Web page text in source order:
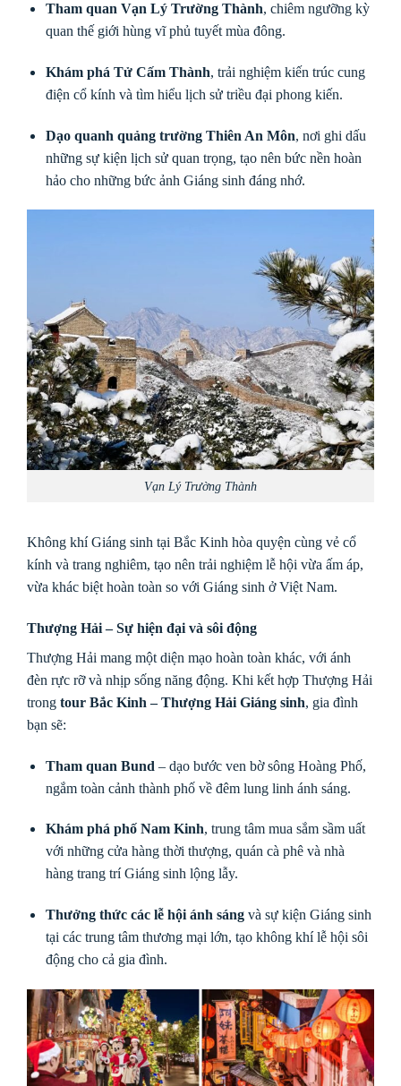
Tham quan Vạn Lý Trường Thành, chiêm ngưỡng kỳ
quan thế giới hùng vĩ phủ tuyết mùa đông.
Khám phá Tử Cấm Thành, trải nghiệm kiến trúc cung
điện cổ kính và tìm hiểu lịch sử triều đại phong kiến.
Dạo quanh quảng trường Thiên An Môn, nơi ghi dấu
những sự kiện lịch sử quan trọng, tạo nên bức nền hoàn
hảo cho những bức ảnh Giáng sinh đáng nhớ.
Vạn Lý Trường Thành
Không khí Giáng sinh tại Bắc Kinh hòa quyện cùng vẻ cổ
kính và trang nghiêm, tạo nên trải nghiệm lễ hội vừa ấm áp,
vừa khác biệt hoàn toàn so với Giáng sinh ở Việt Nam.
Thượng Hải – Sự hiện đại và sôi động
Thượng Hải mang một diện mạo hoàn toàn khác, với ánh
đèn rực rỡ và nhịp sống năng động. Khi kết hợp Thượng Hải
trong tour Bắc Kinh – Thượng Hải Giáng sinh, gia đình
bạn sẽ:
Tham quan Bund – dạo bước ven bờ sông Hoàng Phố,
ngắm toàn cảnh thành phố về đêm lung linh ánh sáng.
Khám phá phố Nam Kinh, trung tâm mua sắm sầm uất
với những cửa hàng thời thượng, quán cà phê và nhà
hàng trang trí Giáng sinh lộng lẫy.
Thưởng thức các lễ hội ánh sángvà sự kiện Giáng sinh
tại các trung tâm thương mại lớn, tạo không khí lễ hội sôi
động cho cả gia đình.